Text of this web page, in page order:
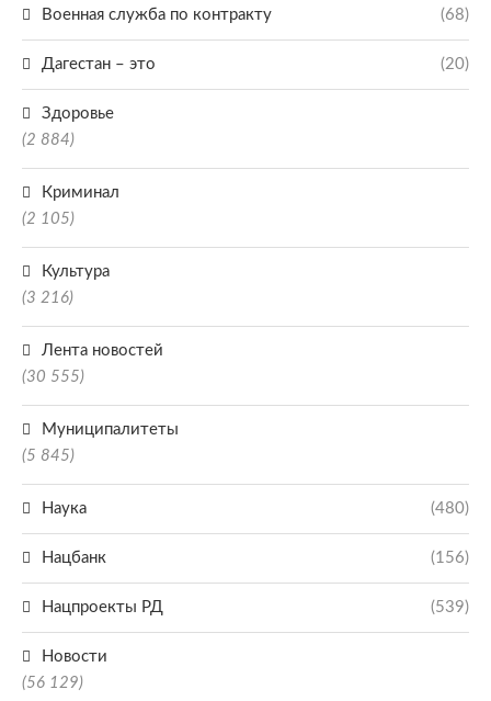
Военная служба по контракту (68)
Дагестан – это (20)
Здоровье
(2 884)
Криминал
(2 105)
Культура
(3 216)
Лента новостей
(30 555)
Муниципалитеты
(5 845)
Наука (480)
Нацбанк (156)
Нацпроекты РД (539)
Новости
(56 129)